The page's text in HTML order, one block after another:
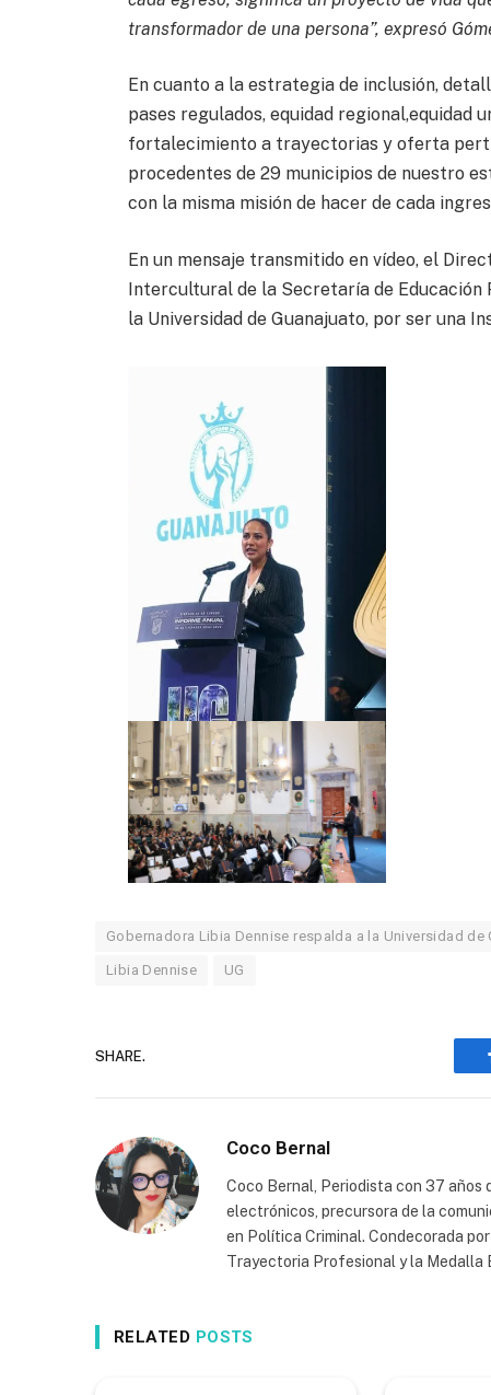
transformador de una persona”, expresó
En cuanto a la estrategia de inclusión,
pases regulados, equidad regional,equidad
fortalecimiento a trayectorias y oferta
procedentes de 29 municipios de nuestro
con la misma misión de hacer de cada
En un mensaje transmitido en vídeo, el
Intercultural de la Secretaría de Educación
la Universidad de Guanajuato, por ser una
Gobernadora Libia Dennise respalda a la Universidad
Libia Dennise UG
SHARE.
Coco Bernal
Coco Bernal, Periodista con 37 años
electrónicos, precursora de la
en Política Criminal. Condecorada
Trayectoria Profesional y la Medalla
RELATED POSTS